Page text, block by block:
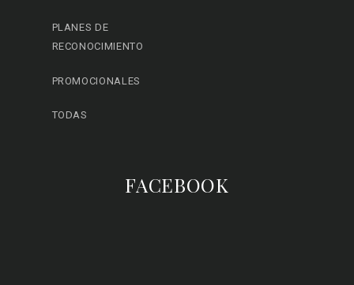
PLANES DE
RECONOCIMIENTO
PROMOCIONALES
TODAS
FACEBOOK